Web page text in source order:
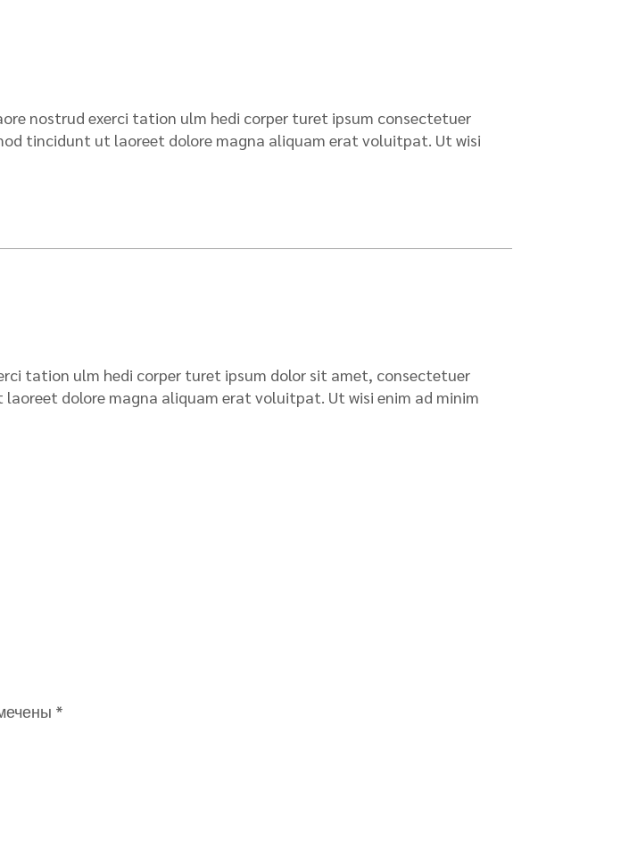
nostrud exerci tation ulm hedi corper turet ipsum consectetuer
tincidunt ut laoreet dolore magna aliquam erat voluitpat. Ut wisi
tation ulm hedi corper turet ipsum dolor sit amet, consectetuer
dolore magna aliquam erat voluitpat. Ut wisi enim ad minim
*